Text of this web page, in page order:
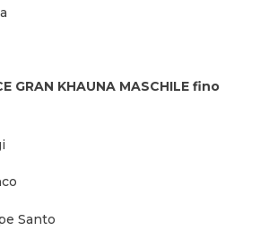
GRAN KHAUNA MASCHILE fino
Santo